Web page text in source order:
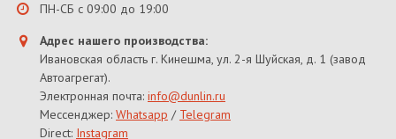
ПН-СБ с 09:00 до 19:00
Адрес нашего производства:
Ивановская область г. Кинешма, ул. 2-я Шуйская, д. 1 (завод
Автоагрегат).
Электронная почта: info@dunlin.ru
Мессенджер: Whatsapp / Telegram
Direct: Instagram